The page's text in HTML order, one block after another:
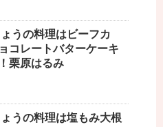
うの料理はビーフカ
コレートバターケーキ
栗原はるみ
うの料理は塩もみ大根